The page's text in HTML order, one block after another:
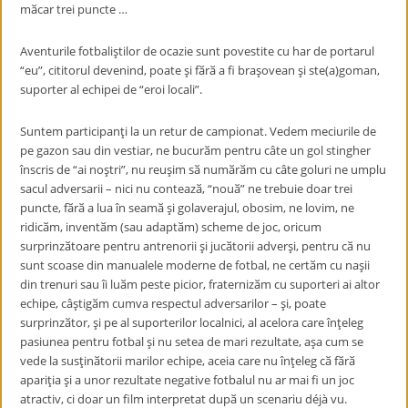
mӑcar trei puncte …
Aventurile fotbaliştilor de ocazie sunt povestite cu har de portarul
“eu”, cititorul devenind, poate şi fӑrӑ a fi braşovean şi ste(a)goman,
suporter al echipei de “eroi locali”.
Suntem participanţi la un retur de campionat. Vedem meciurile de
pe gazon sau din vestiar, ne bucurӑm pentru câte un gol stingher
înscris de “ai noştri”, nu reuşim sӑ numӑrӑm cu câte goluri ne umplu
sacul adversarii – nici nu conteazӑ, “nouӑ” ne trebuie doar trei
puncte, fӑrӑ a lua în seamӑ şi golaverajul, obosim, ne lovim, ne
ridicӑm, inventӑm (sau adaptӑm) scheme de joc, oricum
surprinzӑtoare pentru antrenorii şi jucӑtorii adverşi, pentru cӑ nu
sunt scoase din manualele moderne de fotbal, ne certӑm cu naşii
din trenuri sau îi luӑm peste picior, fraternizӑm cu suporteri ai altor
echipe, câştigӑm cumva respectul adversarilor – şi, poate
surprinzӑtor, şi pe al suporterilor localnici, al acelora care înţeleg
pasiunea pentru fotbal şi nu setea de mari rezultate, aşa cum se
vede la susţinӑtorii marilor echipe, aceia care nu înţeleg cӑ fӑrӑ
apariţia şi a unor rezultate negative fotbalul nu ar mai fi un joc
atractiv, ci doar un film interpretat dupӑ un scenariu déjà vu.